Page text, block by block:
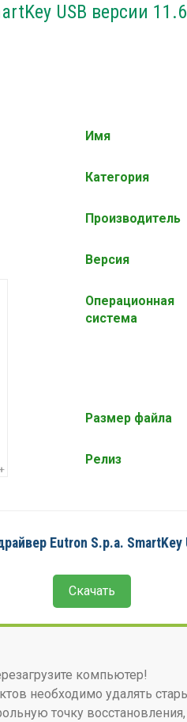
USB версии
Имя
Категория
Производитель
Версия
Операционная
система
Размер файла
Релиз
Eutron S.p.a. SmartKey
Скачать
компьютер!
необходимо удалять
точку